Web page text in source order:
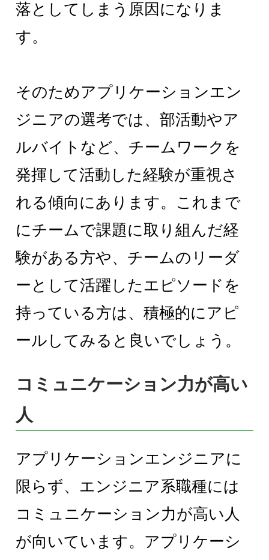
落としてしまう原因になりま
す。
そのためアプリケーションエン
ジニアの選考では、部活動やア
ルバイトなど、チームワークを
発揮して活動した経験が重視さ
れる傾向にあります。これまで
にチームで課題に取り組んだ経
験がある方や、チームのリーダ
ーとして活躍したエピソードを
持っている方は、積極的にアピ
ールしてみると良いでしょう。
コミュニケーション力が高い
人
アプリケーションエンジニアに
限らず、エンジニア系職種には
コミュニケーション力が高い人
が向いています。アプリケーシ